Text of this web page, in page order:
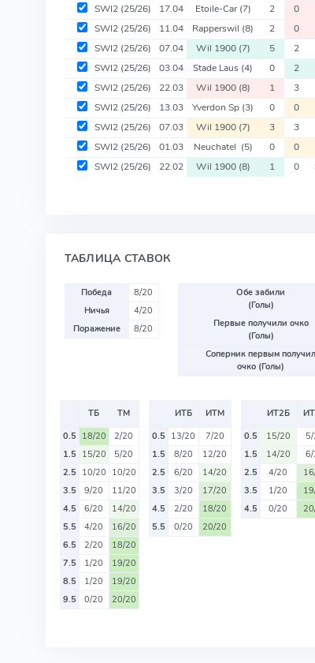
SWI2 (25/26) 17.04 Etoile-Car(7) 2 0
SWI2 (25/26) 11.04 Rapperswil (8) 2 0
SWI2 (25/26) 07.04 Wil 1900 (7) 5 2
SWI2 (25/26) 03.04 Stade Laus (4) 0 2
SWI2 (25/26) 22.03 Wil 1900 (8) 1 3
SWI2 (25/26) 13.03 Yverdon Sp (3) 0 0
SWI2 (25/26) 07.03 Wil 1900 (7) 3 3
SWI2 (25/26) 01.03 Neuchatel (5) 0 0
SWI2 (25/26) 22.02 Wil 1900 (8) 1 0
ТАБЛИЦА СТАВОК
Победа
8/20
Ничья
4/20
Поражение
8/20
Обе забили
(Голы)
Первые получили очко
(Голы)
Соперник первым получил
очко (Голы)
ТБ
ТМ
0.5 18/20
2/20
1.5 15/20
5/20
2.5 10/20 10/20
3.5
9/20
11/20
4.5
6/20
14/20
5.5
4/20
16/20
6.5
2/20
18/20
7.5
1/20
19/20
8.5
1/20
19/20
9.5
0/20 20/20
ИТБ
ИТМ
0.5 13/20
7/20
1.5
8/20
12/20
2.5
6/20
14/20
3.5
3/20
17/20
4.5
2/20
18/20
5.5
0/20 20/20
ИТ2Б
0.5
15/20
1.5
14/20
2.5
4/20
3.5
1/20
4.5
0/20